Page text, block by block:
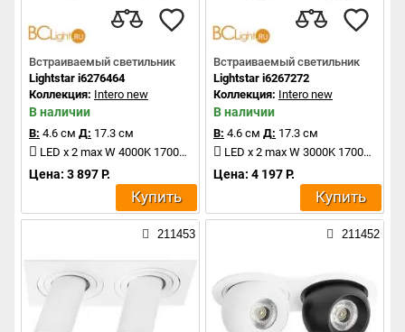
Встраиваемый светильник
Lightstar i6276464
Коллекция: Intero new
В наличии
В: 4.6 см Д: 17.3 см
LED x 2 max W 4000K 1700Lm
Цена: 3 897 Р.
Купить
Встраиваемый светильник
Lightstar i6267272
Коллекция: Intero new
В наличии
В: 4.6 см Д: 17.3 см
LED x 2 max W 3000K 1700Lm
Цена: 4 197 Р.
Купить
211453 211452